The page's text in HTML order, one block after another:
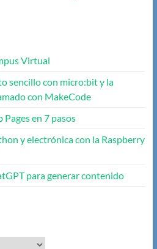
Virtual
sencillo con micro:bit y la
con MakeCode
en 7 pasos
y electrónica con la Raspberry
para generar contenido